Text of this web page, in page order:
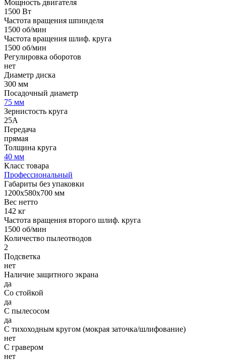
Мощность двигателя
1500 Вт
Частота вращения шпинделя
1500 об/мин
Частота вращения шлиф. круга
1500 об/мин
Регулировка оборотов
нет
Диаметр диска
300 мм
Посадочный диаметр
75 мм
Зернистость круга
25A
Передача
прямая
Толщина круга
40 мм
Класс товара
Профессиональный
Габариты без упаковки
1200х580х700 мм
Вес нетто
142 кг
Частота вращения второго шлиф. круга
1500 об/мин
Количество пылеотводов
2
Подсветка
нет
Наличие защитного экрана
да
Со стойкой
да
С пылесосом
да
С тихоходным кругом (мокрая заточка/шлифование)
нет
С гравером
нет